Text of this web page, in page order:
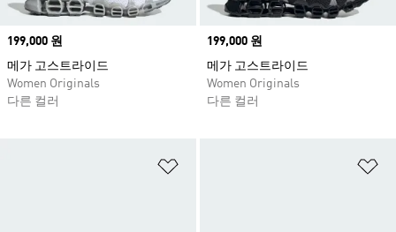
Price
199,000 원
메가 고스트라이드
Women Originals
다른 컬러
Price
199,000 원
메가 고스트라이드
Women Originals
다른 컬러